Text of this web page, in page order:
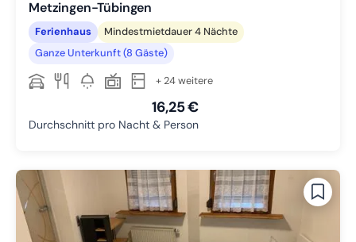
Metzingen-Tübingen
Ferienhaus
Mindestmietdauer 4 Nächte
Ganze Unterkunft (8 Gäste)
+ 24 weitere
16,25 €
Durchschnitt pro Nacht & Person